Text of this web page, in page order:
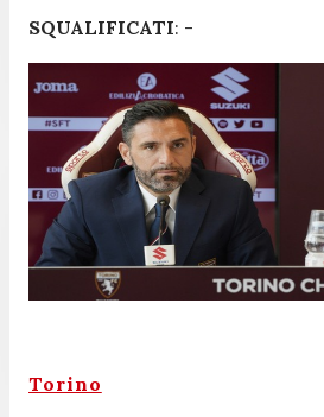
SQUALIFICATI: -
Torino